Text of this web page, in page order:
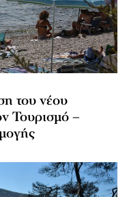
του νέου
Τουρισμό –